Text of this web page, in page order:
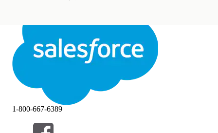
关闭关闭
1-800-667-6389